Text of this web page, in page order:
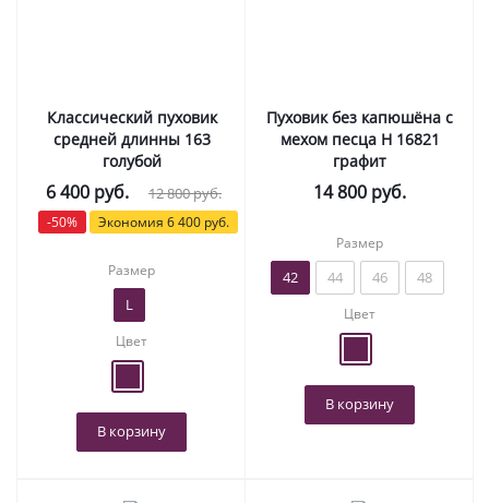
Классический пуховик
средней длинны 163
голубой
6 400 руб. 12 800руб.
-50% Экономия 6 400 руб.
Размер
L
Цвет
В корзину
Пуховик без капюшёна с
мехом песца Н 16821
графит
14 800 руб.
Размер
42 44 46 48
Цвет
В корзину